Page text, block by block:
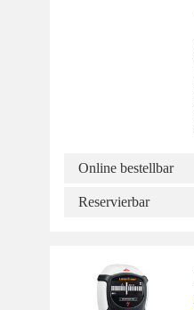
Online bestellbar
Reservierbar